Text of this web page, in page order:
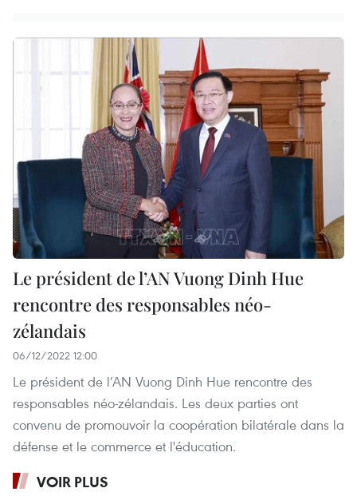
Le président de l’AN Vuong Dinh Hue
rencontre des responsables néo-
zélandais
06/12/2022 12:00
Le président de l’AN Vuong Dinh Hue rencontre des
responsables néo-zélandais. Les deux parties ont
convenu de promouvoir la coopération bilatérale dans la
défense et le commerce et l'éducation.
VOIR PLUS